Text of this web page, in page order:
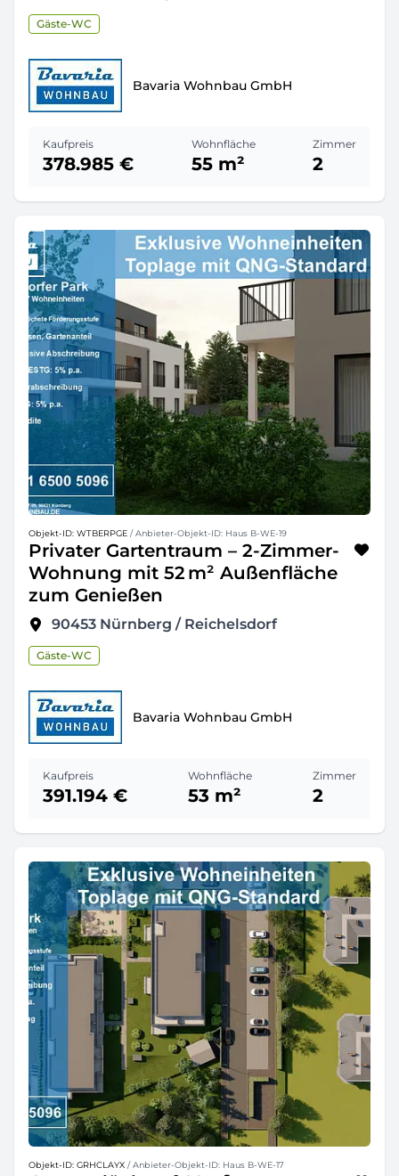
Gäste-WC
Bavaria Wohnbau GmbH
Kaufpreis
378.985 €
Wohnfläche
55 m²
Zimmer
2
Objekt-ID: WTBERPGE / Anbieter-Objekt-ID: Haus B-WE-19
Privater Gartentraum – 2-Zimmer-
Wohnung mit 52 m² Außenfläche
zum Genießen
90453 Nürnberg / Reichelsdorf
Gäste-WC
Bavaria Wohnbau GmbH
Kaufpreis
391.194 €
Wohnfläche
53 m²
Zimmer
2
Objekt-ID: GRHCLAYX / Anbieter-Objekt-ID: Haus B-WE-17